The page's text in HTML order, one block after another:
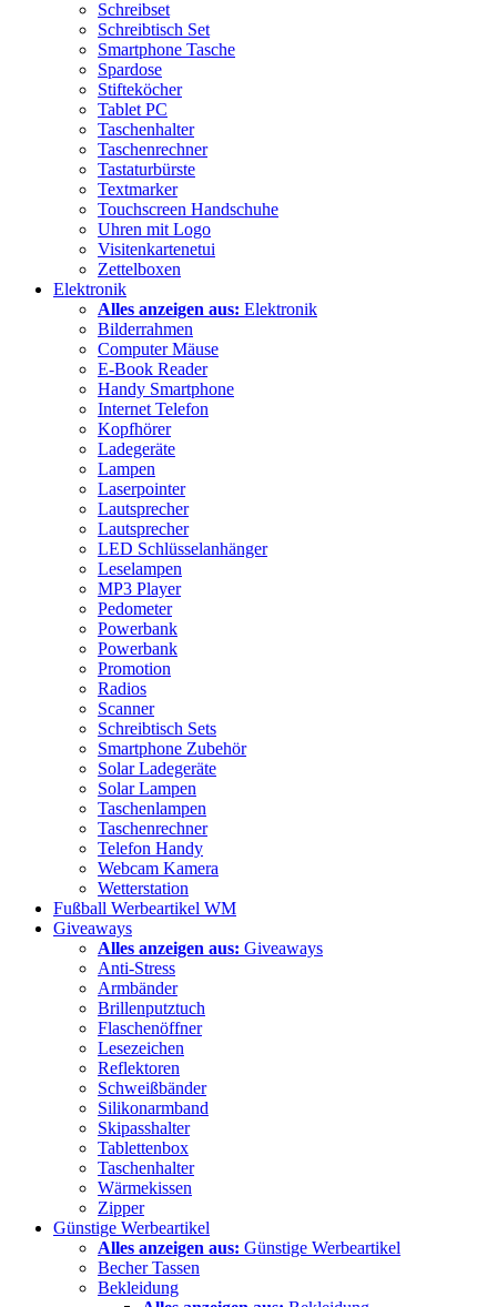
Schreibset
Schreibtisch Set
Smartphone Tasche
Spardose
Stifteköcher
Tablet PC
Taschenhalter
Taschenrechner
Tastaturbürste
Textmarker
Touchscreen Handschuhe
Uhren mit Logo
Visitenkartenetui
Zettelboxen
Elektronik
Alles anzeigen aus: Elektronik
Bilderrahmen
Computer Mäuse
E-Book Reader
Handy Smartphone
Internet Telefon
Kopfhörer
Ladegeräte
Lampen
Laserpointer
Lautsprecher
Lautsprecher
LED Schlüsselanhänger
Leselampen
MP3 Player
Pedometer
Powerbank
Powerbank
Promotion
Radios
Scanner
Schreibtisch Sets
Smartphone Zubehör
Solar Ladegeräte
Solar Lampen
Taschenlampen
Taschenrechner
Telefon Handy
Webcam Kamera
Wetterstation
Fußball Werbeartikel WM
Giveaways
Alles anzeigen aus: Giveaways
Anti-Stress
Armbänder
Brillenputztuch
Flaschenöffner
Lesezeichen
Reflektoren
Schweißbänder
Silikonarmband
Skipasshalter
Tablettenbox
Taschenhalter
Wärmekissen
Zipper
Günstige Werbeartikel
Alles anzeigen aus: Günstige Werbeartikel
Becher Tassen
Bekleidung